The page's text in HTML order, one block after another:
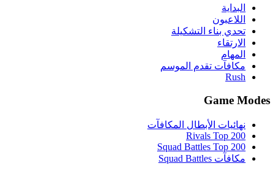
البداية
اللاعبون
تحدي بناء التشكيلة
الارتقاء
المهام
مكافآت تقدم الموسم
Rush
Game Modes
نهائيات الأبطال المكافآت
Rivals Top 200
Squad Battles Top 200
مكافآت Squad Battles